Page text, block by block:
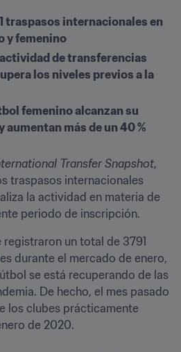
traspasos internacionales en
y femenino
de transferencias
los niveles previos a la
femenino alcanzan su
más de un 40 %
Transfer Snapshot,
traspasos internacionales
la actividad en materia de
periodo de inscripción.
registraron un total de 3791
durante el mercado de enero,
se está recuperando de las
De hecho, el mes pasado
los clubes prácticamente
de 2020.